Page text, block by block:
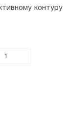
контуру